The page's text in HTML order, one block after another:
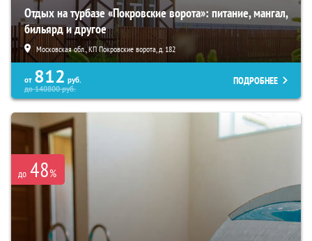
Отдых на турбазе «Покровские ворота»: питание, мангал,
бильярд и другое
Московская обл., КП Покровские ворота, д. 182
от 812 руб.
до140800руб.
ПОДРОБНЕЕ
до 48%